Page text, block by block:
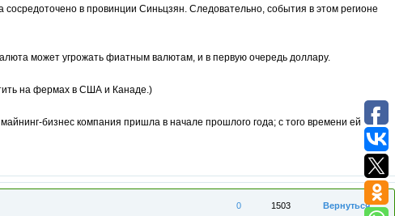
в провинции Синьцзян. Следовательно, события в этом регионе
может угрожать фиатным валютам, и в первую очередь доллару.
на фермах в США и Канаде.)
бизнес компания пришла в начале прошлого года; с того времени ей
Вернуться
1503
0